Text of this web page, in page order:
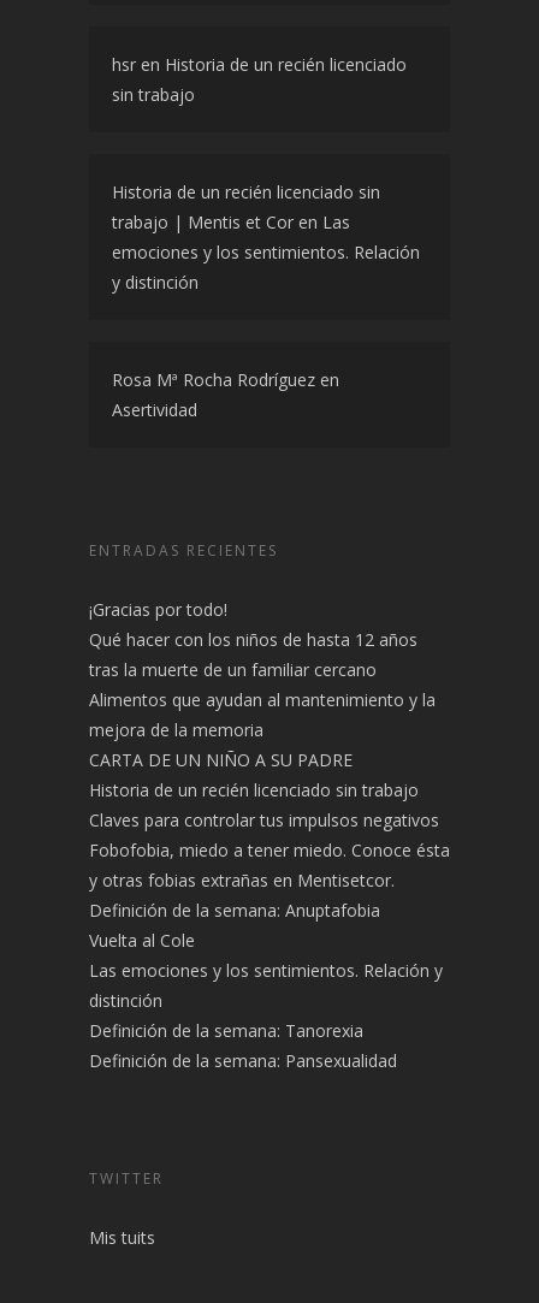
hsr en Historia de un recién licenciado
sin trabajo
Historia de un recién licenciado sin
trabajo | Mentis et Cor en Las
emociones y los sentimientos. Relación
y distinción
Rosa Mª Rocha Rodríguez en
Asertividad
ENTRADAS RECIENTES
¡Gracias por todo!
Qué hacer con los niños de hasta 12 años
tras la muerte de un familiar cercano
Alimentos que ayudan al mantenimiento y la
mejora de la memoria
CARTA DE UN NIÑO A SU PADRE
Historia de un recién licenciado sin trabajo
Claves para controlar tus impulsos negativos
Fobofobia, miedo a tener miedo. Conoce ésta
y otras fobias extrañas en Mentisetcor.
Definición de la semana: Anuptafobia
Vuelta al Cole
Las emociones y los sentimientos. Relación y
distinción
Definición de la semana: Tanorexia
Definición de la semana: Pansexualidad
TWITTER
Mis tuits